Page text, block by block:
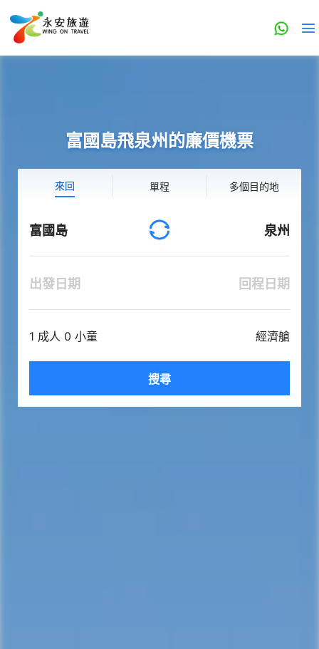
富國島飛泉州的廉價機票
來回 單程 多個目的地
富國島 泉州
出發日期 回程日期
1 成人 0 小童 經濟艙
搜尋